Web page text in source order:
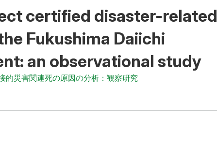
certified disaster-related
Fukushima Daiichi
an observational study
的災害関連死の原因の分析：観察研究